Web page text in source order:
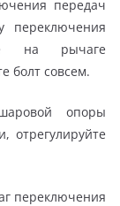
передач
переключения
на рычаге
болт совсем.
опоры
отрегулируйте
переключения